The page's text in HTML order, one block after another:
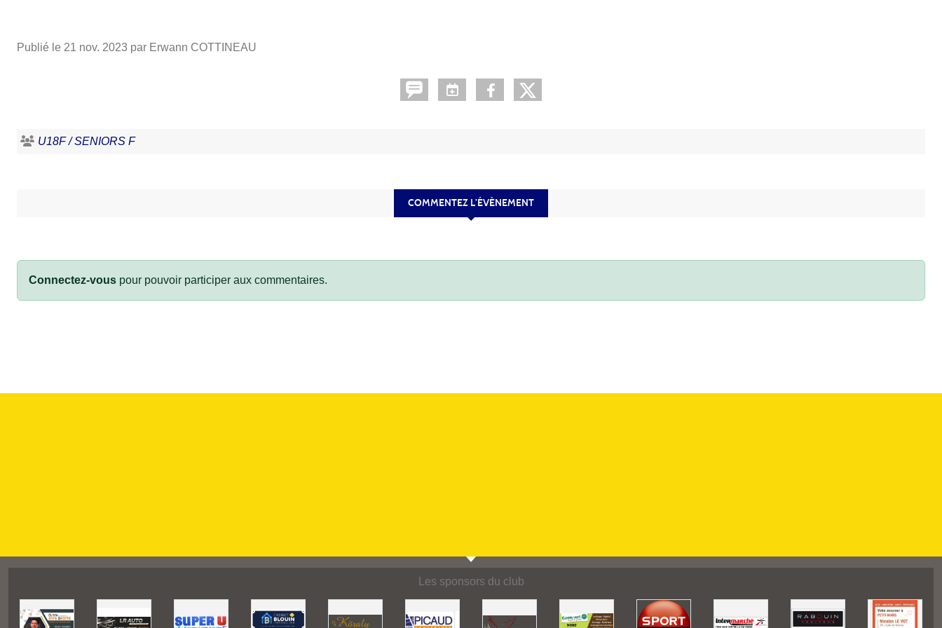
Publié le 21 nov. 2023 par Erwann COTTINEAU
U18F / SENIORS F
COMMENTEZ L’ÉVÈNEMENT
Connectez-vous pour pouvoir participer aux commentaires.
Les sponsors du club